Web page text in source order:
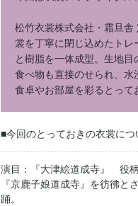
松竹衣裳株式会社・霜旦
裳を丁寧に閉じ込めたト
と樹脂を一体成型。生地目
食べ物も直接のせられ、水
食卓やお部屋を彩るとって
■今回のとっておきの衣裳につ
演目：『大津絵道成寺』 役
『京鹿子娘道成寺』を彷彿と
踊。